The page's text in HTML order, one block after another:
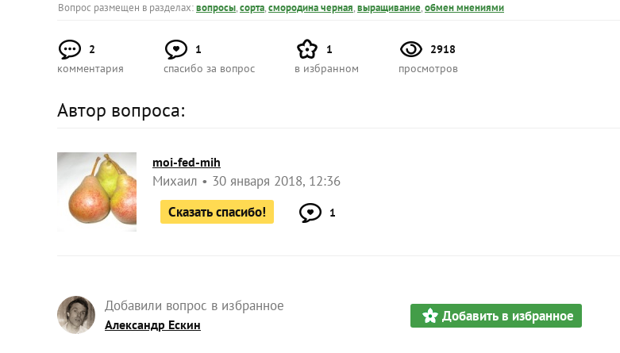
Вопрос размещен в разделах:вопросы,сорта,смородина черная,выращивание,обмен мнениями
2
комментария
1
спасибо за вопрос
1
в избранном
2918
просмотров
Автор вопроса:
moi-fed-mih
Михаил
30 января 2018, 12:36
Сказать спасибо!
1
Добавили вопрос в избранное
Александр Ескин Добавить в избранное